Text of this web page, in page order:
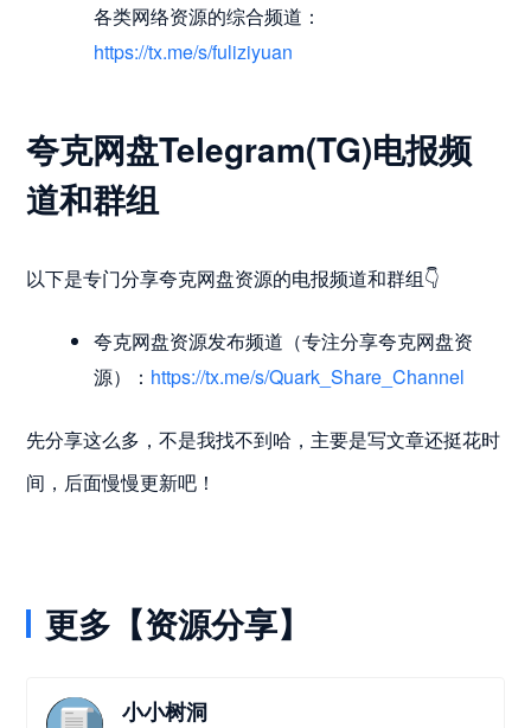
各类网络资源的综合频道：
https://tx.me/s/fuliziyuan
夸克网盘Telegram(TG)电报频
道和群组
以下是专门分享夸克网盘资源的电报频道和群组👇
夸克网盘资源发布频道（专注分享夸克网盘资
源）： https://tx.me/s/Quark_Share_Channel
先分享这么多，不是我找不到哈，主要是写文章还挺花时
间，后面慢慢更新吧！
更多【资源分享】
小小树洞